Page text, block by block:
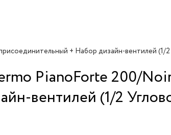
+ Набор дизайн-вентилей (1/2
PianoForte 200/
вентилей (1/2